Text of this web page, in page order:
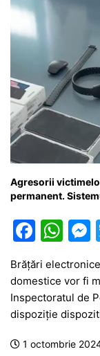
Agresorii
permanent.
F
a
c
e
b
o
W
at
s
A
p
Brățări
domestice vor fi
Inspectoratul de
dispoziție
1 octombrie